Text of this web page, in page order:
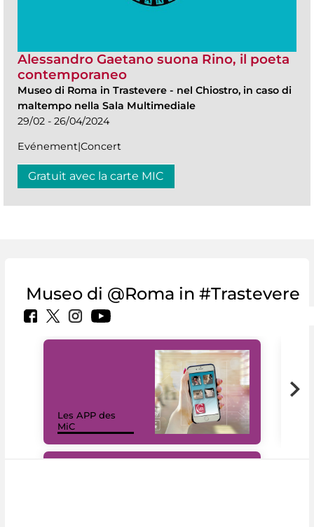
Alessandro Gaetano suona Rino, il poeta
contemporaneo
Museo di Roma in Trastevere - nel Chiostro, in caso di
maltempo nella Sala Multimediale
29/02 - 26/04/2024
Evénement|Concert
Gratuit avec la carte MIC
Museo di @Roma in #Trastevere
Les APP des
MiC